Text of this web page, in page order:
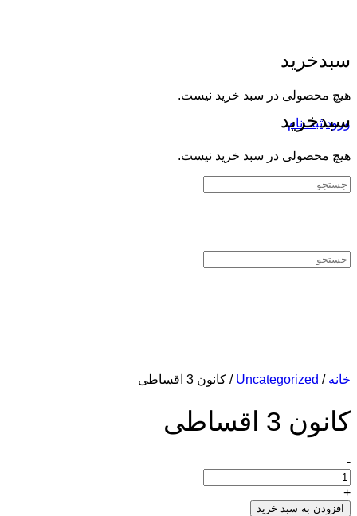
سبدخرید
هیچ محصولی در سبد خرید نیست.
ورود ثبت‌نام
سبدخرید
هیچ محصولی در سبد خرید نیست.
جستجوی:
جستجوی:
خانه /
Uncategorized / کانون 3 اقساطی
کانون 3 اقساطی
کانون
3
اقساطی
تعداد
-
+
افزودن به سبد خرید